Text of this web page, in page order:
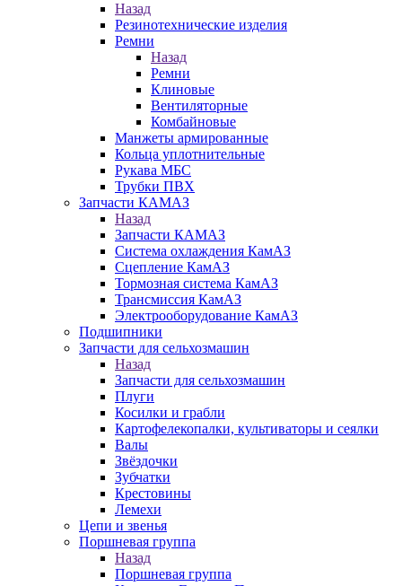
Назад
Резинотехнические изделия
Ремни
Назад
Ремни
Клиновые
Вентиляторные
Комбайновые
Манжеты армированные
Кольца уплотнительные
Рукава МБС
Трубки ПВХ
Запчасти КАМАЗ
Назад
Запчасти КАМАЗ
Система охлаждения КамАЗ
Сцепление КамАЗ
Тормозная система КамАЗ
Трансмиссия КамАЗ
Электрооборудование КамАЗ
Подшипники
Запчасти для сельхозмашин
Назад
Запчасти для сельхозмашин
Плуги
Косилки и грабли
Картофелекопалки, культиваторы и сеялки
Валы
Звёздочки
Зубчатки
Крестовины
Лемехи
Цепи и звенья
Поршневая группа
Назад
Поршневая группа